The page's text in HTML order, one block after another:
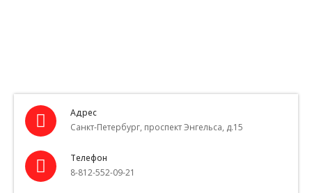
Адрес
Санкт-Петербург, проспект Энгельса, д.15
Телефон
8-812-552-09-21